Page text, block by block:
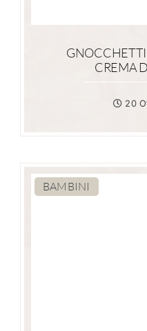
CREMA
20
BAMBINI